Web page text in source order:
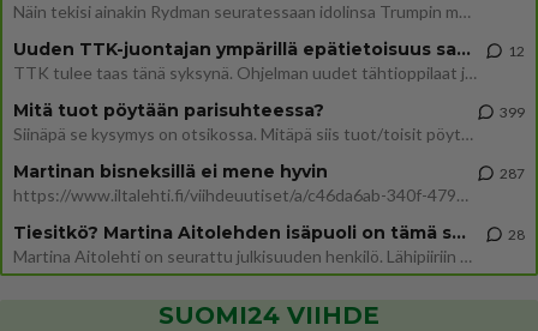
Näin tekisi ainakin Rydman seuratessaan idolinsa Trumpin mallia https://www.is.fi/politiikka/art-2000012187244.html
Uuden TTK-juontajan ympärillä epätietoisuus sakenee - Nyt MTV hämmentää soppaa
TTK tulee taas tänä syksynä. Ohjelman uudet tähtioppilaat julkistetaan torstaina 6. elokuuta klo 14 alkavassa lehdistö
12
Mitä tuot pöytään parisuhteessa?
Siinäpä se kysymys on otsikossa. Mitäpä siis tuot/toisit pöytään parisuhteessa? Oletko mies vai nainen? Koetko sen mitä
399
Martinan bisneksillä ei mene hyvin
https://www.iltalehti.fi/viihdeuutiset/a/c46da6ab-340f-4790-aaa7-0865eed2336 Yrityksen konkurssihakemus on tullut kärä
287
Tiesitkö? Martina Aitolehden isäpuoli on tämä suosittu laulaja
Martina Aitolehti on seurattu julkisuuden henkilö. Lähipiiriin mahtuu muitakin tunnettuja henkilöitä. Tiesitkö, että Ma
28
SUOMI24 VIIHDE